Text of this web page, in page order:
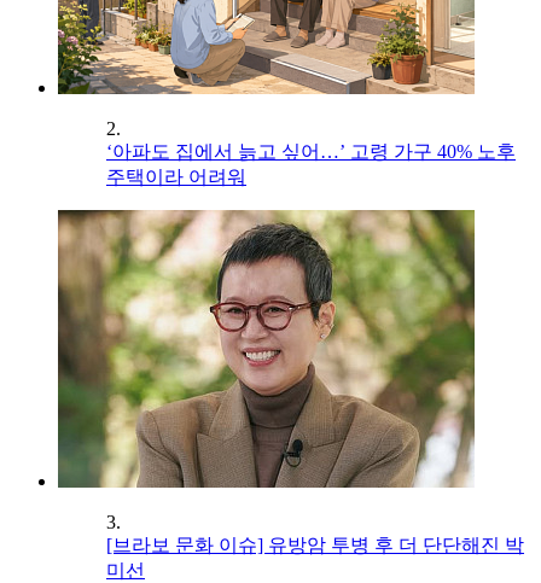
2.
‘아파도 집에서 늙고 싶어…’ 고령 가구 40% 노후
주택이라 어려워
3.
[브라보 문화 이슈] 유방암 투병 후 더 단단해진 박
미선